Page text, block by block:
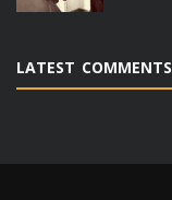
LATEST COMMENTS